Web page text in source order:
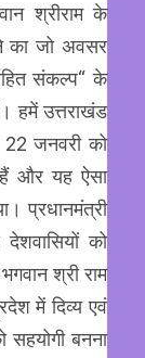
श्रीराम के
का जो अवसर
संकल्प“ के
हमें उत्तराखंड
22 जनवरी को
हैं और यह ऐसा
प्रधानमंत्री
को
श्री राम
में दिव्य एवं
बनना